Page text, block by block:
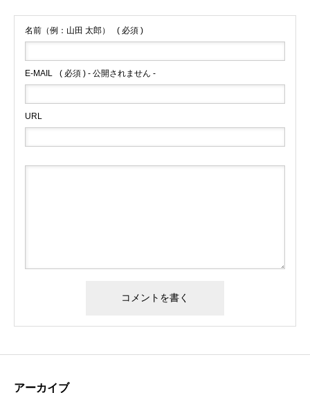
名前（例：山田 太郎） ( 必須 )
E-MAIL ( 必須 ) - 公開されません -
URL
アーカイブ